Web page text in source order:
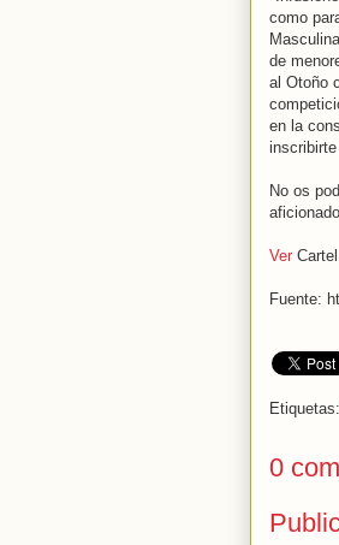
como
de
al Otoño
en la
No os
Ver Cartel.
Fuente:
Etiquetas:
0